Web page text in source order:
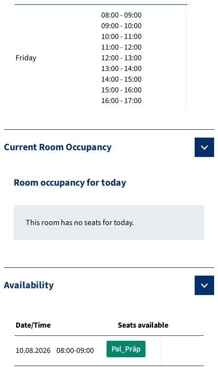
Friday
08:00 - 09:00
09:00 - 10:00
10:00 - 11:00
11:00 - 12:00
12:00 - 13:00
13:00 - 14:00
14:00 - 15:00
15:00 - 16:00
16:00 - 17:00
Current Room Occupancy
Room occupancy for today
This room has no seats for today.
Availability
Date/Time Seats available
10.08.2026 08:00-09:00 Pal_Präp